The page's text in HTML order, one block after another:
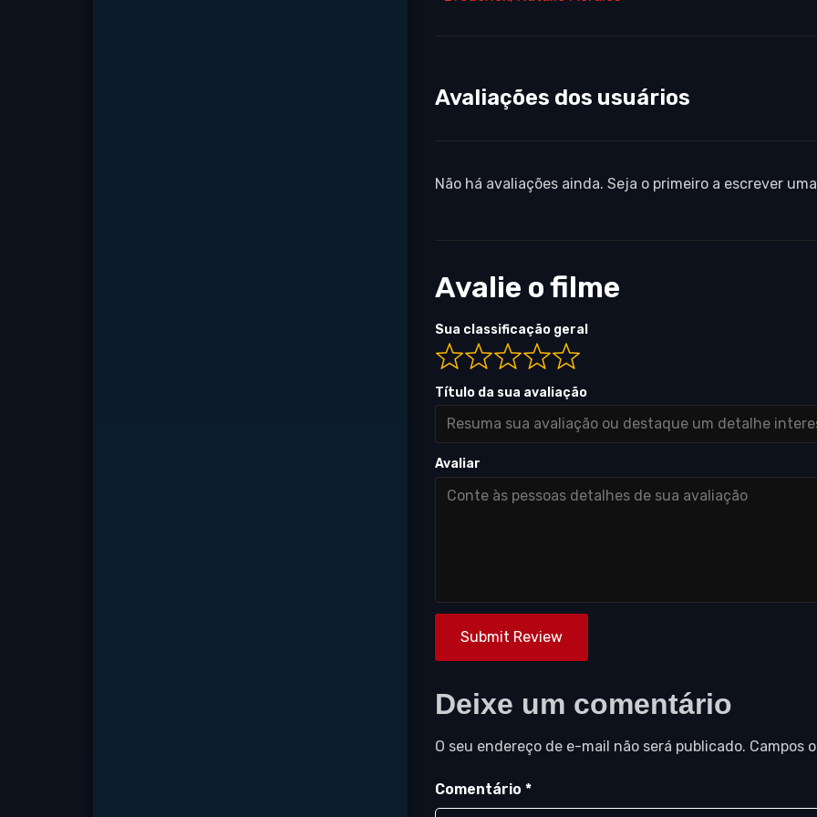
Avaliações dos usuários
Não há avaliações ainda. Seja o primeiro a escrever
Avalie o filme
Sua classificação geral
Título da sua avaliação
Avaliar
Submit Review
Deixe um comentário
O seu endereço de e-mail não será publicado. Campos
Comentário*